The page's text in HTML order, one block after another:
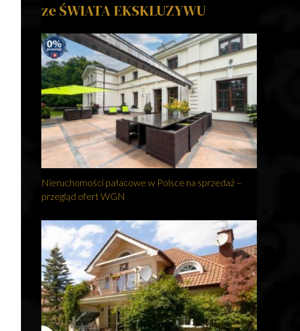
ze ŚWIATA EKSKLUZYWU
Nieruchomości pałacowe w Polsce na sprzedaż –
przegląd ofert WGN